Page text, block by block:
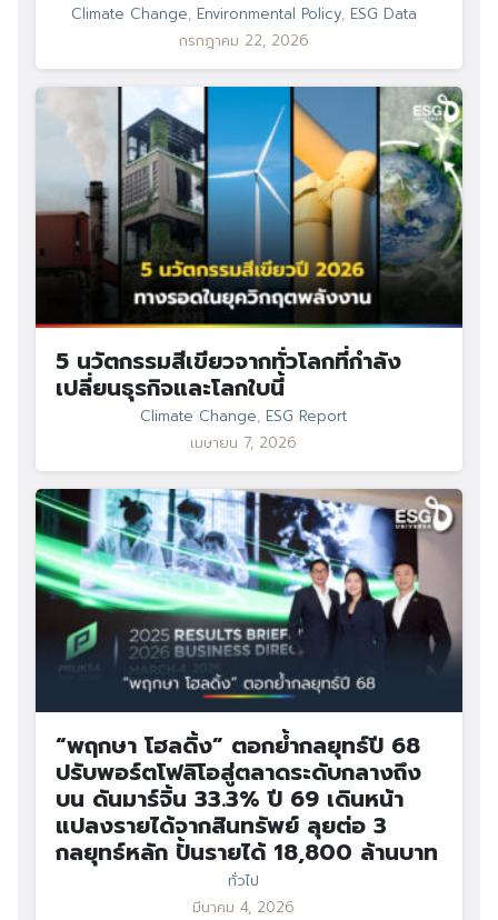
Search
for: Search
Climate Change, Environmental Policy, ESG Data
กรกฎาคม 22, 2026
5 นวัตกรรมสีเขียวจากทั่วโลกที่กำลัง
เปลี่ยนธุรกิจและโลกใบนี้
Climate Change, ESG Report
เมษายน 7, 2026
“พฤกษา โฮลดิ้ง” ตอกย้ำกลยุทธ์ปี 68
ปรับพอร์ตโฟลิโอสู่ตลาดระดับกลางถึง
บน ดันมาร์จิ้น 33.3% ปี 69 เดินหน้า
แปลงรายได้จากสินทรัพย์ ลุยต่อ 3
กลยุทธ์หลัก ปั้นรายได้ 18,800 ล้านบาท
ทั่วไป
มีนาคม 4, 2026